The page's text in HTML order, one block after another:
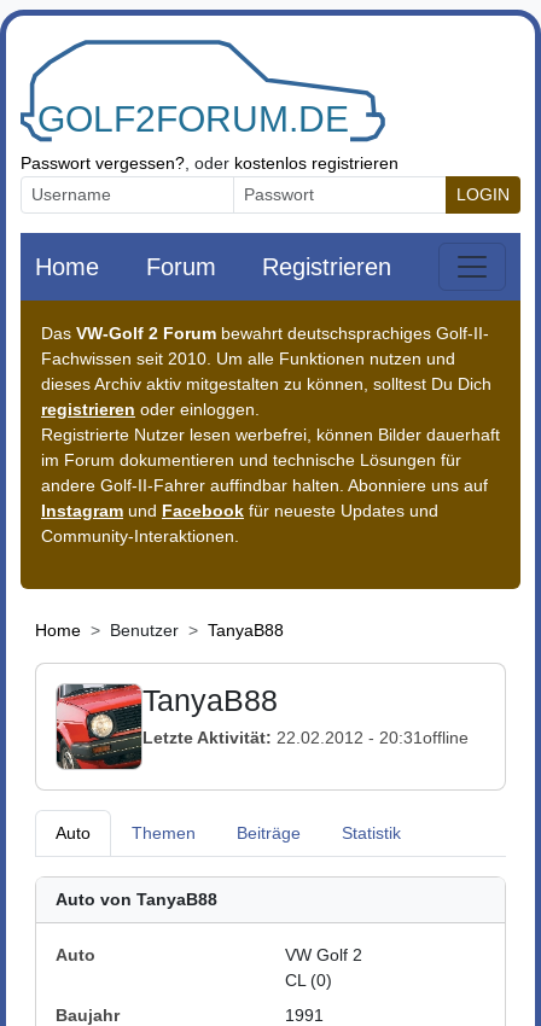
Zum Inhalt springen
Passwort vergessen? , oder kostenlos registrieren
LOGIN
Home Forum Registrieren
Das VW-Golf 2 Forum bewahrt deutschsprachiges Golf-II-
Fachwissen seit 2010. Um alle Funktionen nutzen und
dieses Archiv aktiv mitgestalten zu können, solltest Du Dich
registrieren oder einloggen.
Registrierte Nutzer lesen werbefrei, können Bilder dauerhaft
im Forum dokumentieren und technische Lösungen für
andere Golf-II-Fahrer auffindbar halten. Abonniere uns auf
Instagram und Facebook für neueste Updates und
Community-Interaktionen.
Home Benutzer TanyaB88
TanyaB88
Letzte Aktivität: 22.02.2012 - 20:31offline
Auto Themen Beiträge Statistik
Auto von TanyaB88
Auto
VW Golf 2
CL (0)
Baujahr
1991